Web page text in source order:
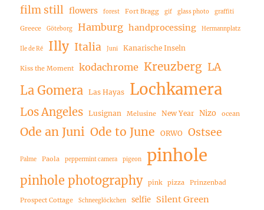
film still flowers forest Fort Bragg gif glass photo graffiti
Greece Göteborg Hamburg handprocessing Hermannplatz
Ile de Ré Illy Italia Juni Kanarische Inseln
Kiss the Moment kodachrome Kreuzberg LA
La Gomera Las Hayas Lochkamera
Los Angeles Lusignan Melusine New Year Nizo ocean
Ode an Juni Ode to June ORWO Ostsee
Palme Paola peppermint camera pigeon pinhole
pinhole photography pink pizza Prinzenbad
Prospect Cottage Schneeglöckchen selfie Silent Green